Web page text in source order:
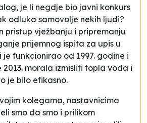
je li negdje bio javni konkurs
odluka samovolje nekih ljudi?
pristup vježbanju i pripremanju
prijemnog ispita za upis u
je funkcionirao od 1997. godine i
2013. morala izmisliti topla voda i
je bilo efikasno.
kolegama, nastavnicima
smo da smo i prilikom